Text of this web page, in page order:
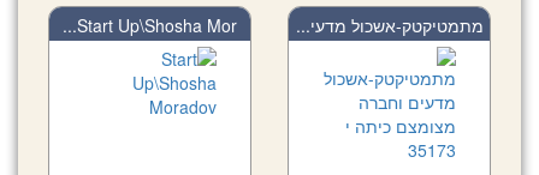
מתמטיקטק-אשכול מדעי... Start Up\Shosha Mor...